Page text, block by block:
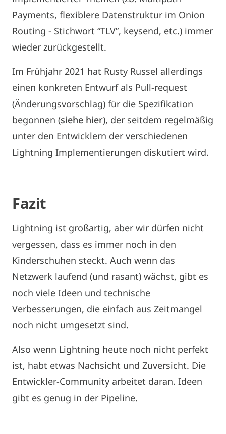
Payments, flexiblere Datenstruktur im Onion
Routing - Stichwort “TLV”, keysend, etc.) immer
wieder zurückgestellt.
Im Frühjahr 2021 hat Rusty Russel allerdings
einen konkreten Entwurf als Pull-request
(Änderungsvorschlag) für die Spezifikation
begonnen (siehe hier), der seitdem regelmäßig
unter den Entwicklern der verschiedenen
Lightning Implementierungen diskutiert wird.
Fazit
Lightning ist großartig, aber wir dürfen nicht
vergessen, dass es immer noch in den
Kinderschuhen steckt. Auch wenn das
Netzwerk laufend (und rasant) wächst, gibt es
noch viele Ideen und technische
Verbesserungen, die einfach aus Zeitmangel
noch nicht umgesetzt sind.
Also wenn Lightning heute noch nicht perfekt
ist, habt etwas Nachsicht und Zuversicht. Die
Entwickler-Community arbeitet daran. Ideen
gibt es genug in der Pipeline.